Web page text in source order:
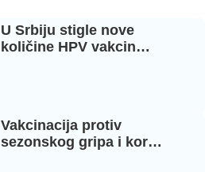
U Srbiju stigle nove
količine HPV vakcin…
Vakcinacija protiv
sezonskog gripa i kor…